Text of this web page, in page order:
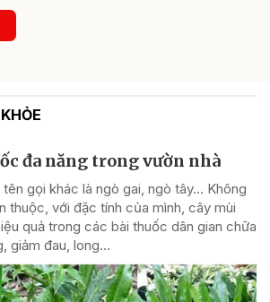
đa năng trong vườn nhà
gọi khác là ngò gai, ngò tây… Không
thuộc, với đặc tính của mình, cây mùi
quả trong các bài thuốc dân gian chữa
giảm đau, long...